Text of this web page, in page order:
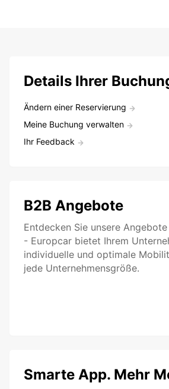
Details Ihrer
Ändern einer Reservierung
Meine Buchung verwalten
Ihr Feedback
B2B Angebote
Entdecken Sie unsere
- Europcar bietet Ihrem
individuelle und optimale
jede Unternehmensgröße.
Smarte App. Mehr